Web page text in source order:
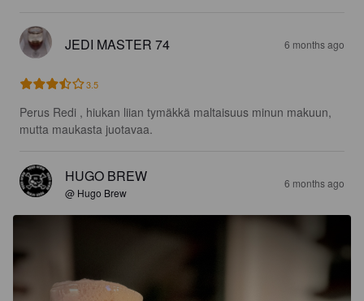
JEDI MASTER 74 6 months ago
3.5
Perus Redi , hiukan liian tymäkkä maltaisuus minun makuun,
mutta maukasta juotavaa.
HUGO BREW
@ Hugo Brew
6 months ago